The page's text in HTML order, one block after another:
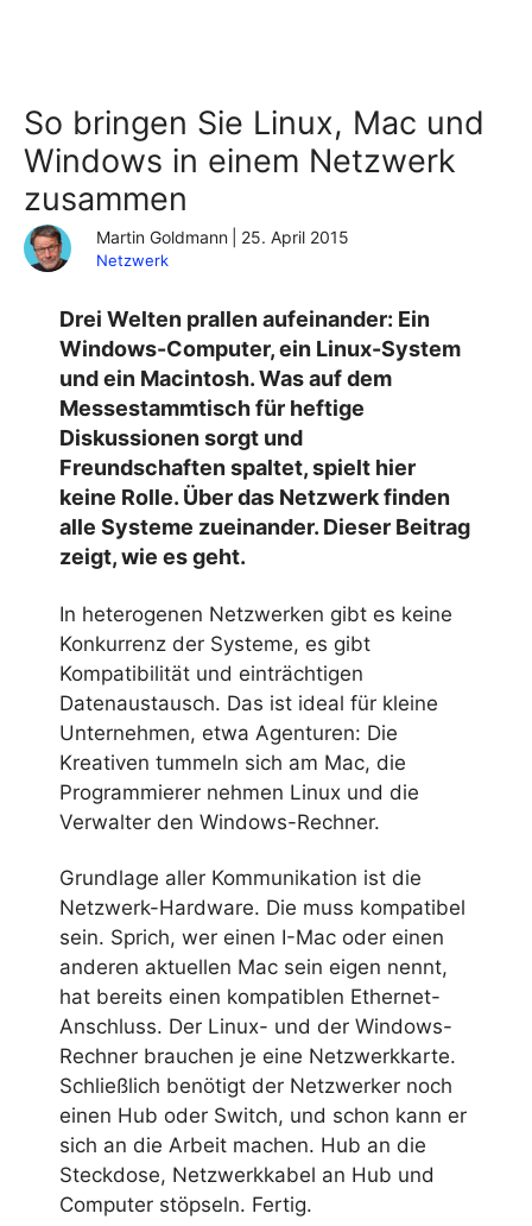
So bringen Sie Linux, Mac und
Windows in einem Netzwerk
zusammen
Martin Goldmann 25. April 2015
Netzwerk
Drei Welten prallen aufeinander: Ein
Windows-Computer, ein Linux-System
und ein Macintosh. Was auf dem
Messestammtisch für heftige
Diskussionen sorgt und
Freundschaften spaltet, spielt hier
keine Rolle. Über das Netzwerk finden
alle Systeme zueinander. Dieser Beitrag
zeigt, wie es geht.
In heterogenen Netzwerken gibt es keine
Konkurrenz der Systeme, es gibt
Kompatibilität und einträchtigen
Datenaustausch. Das ist ideal für kleine
Unternehmen, etwa Agenturen: Die
Kreativen tummeln sich am Mac, die
Programmierer nehmen Linux und die
Verwalter den Windows-Rechner.
Grundlage aller Kommunikation ist die
Netzwerk-Hardware. Die muss kompatibel
sein. Sprich, wer einen I-Mac oder einen
anderen aktuellen Mac sein eigen nennt,
hat bereits einen kompatiblen Ethernet-
Anschluss. Der Linux- und der Windows-
Rechner brauchen je eine Netzwerkkarte.
Schließlich benötigt der Netzwerker noch
einen Hub oder Switch, und schon kann er
sich an die Arbeit machen. Hub an die
Steckdose, Netzwerkkabel an Hub und
Computer stöpseln. Fertig.